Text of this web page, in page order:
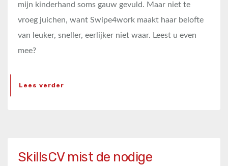
mijn kinderhand soms gauw gevuld. Maar niet te
vroeg juichen, want Swipe4work maakt haar belofte
van leuker, sneller, eerlijker niet waar. Leest u even
mee?
Lees verder
SkillsCV mist de nodige